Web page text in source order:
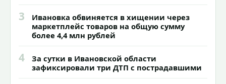
3
Ивановка обвиняется в хищении через
маркетплейс товаров на общую сумму
более 4,4 млн рублей
4
За сутки в Ивановской области
зафиксировали три ДТП с пострадавшими